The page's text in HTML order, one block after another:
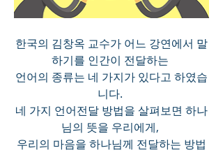
한국의 김창옥 교수가 어느 강연에서 말
하기를 인간이 전달하는
언어의 종류는 네 가지가 있다고 하였습
니다.
네 가지 언어전달 방법을 살펴보면 하나
님의 뜻을 우리에게,
우리의 마음을 하나님께 전달하는 방법